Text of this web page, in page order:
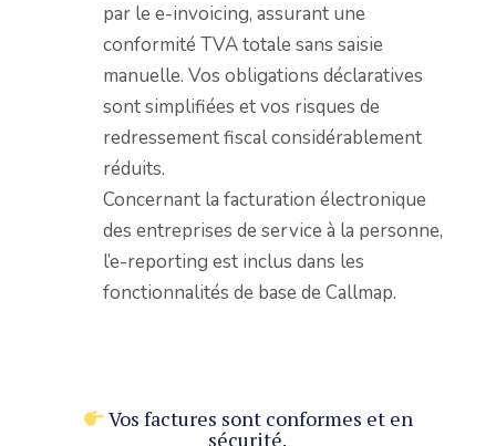
par le e-invoicing, assurant une
conformité TVA totale sans saisie
manuelle. Vos obligations déclaratives
sont simplifiées et vos risques de
redressement fiscal considérablement
réduits.
Concernant la facturation électronique
des entreprises de service à la personne,
l’e-reporting est inclus dans les
fonctionnalités de base de Callmap.
Vos factures sont conformes et en
sécurité.